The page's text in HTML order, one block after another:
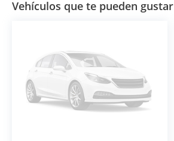
Vehículos que te pueden gustar